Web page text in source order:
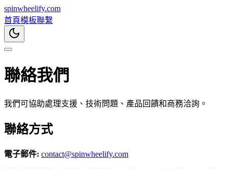
spinwheelify.com
首頁模板聯繫
聯絡我們
我們可協助處理支援、技術問題、產品回饋和商務洽詢。
聯絡方式
電子郵件: contact@spinwheelify.com